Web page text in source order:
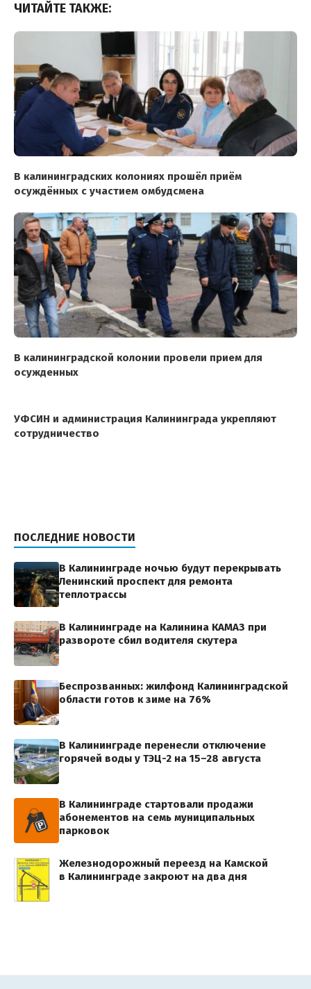
ЧИТАЙТЕ ТАКЖЕ:
В калининградских колониях прошёл приём
осуждённых с участием омбудсмена
В калининградской колонии провели прием для
осужденных
УФСИН и администрация Калининграда укрепляют
сотрудничество
ПОСЛЕДНИЕ НОВОСТИ
В Калининграде ночью будут перекрывать
Ленинский проспект для ремонта
теплотрассы
В Калининграде на Калинина КАМАЗ при
развороте сбил водителя скутера
Беспрозванных: жилфонд Калининградской
области готов к зиме на 76%
В Калининграде перенесли отключение
горячей воды у ТЭЦ-2 на 15–28 августа
В Калининграде стартовали продажи
абонементов на семь муниципальных
парковок
Железнодорожный переезд на Камской
в Калининграде закроют на два дня